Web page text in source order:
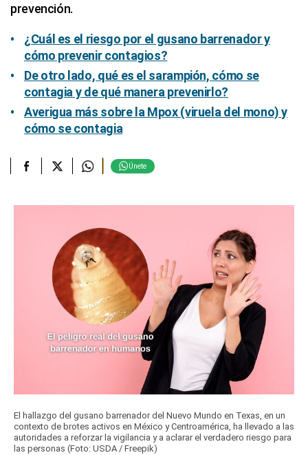
prevención.
¿Cuál es el riesgo por el gusano barrenador y
cómo prevenir contagios?
De otro lado, qué es el sarampión, cómo se
contagia y de qué manera prevenirlo?
Averigua más sobre la Mpox (viruela del mono) y
cómo se contagia
Únete
El hallazgo del gusano barrenador del Nuevo Mundo en Texas, en un
contexto de brotes activos en México y Centroamérica, ha llevado a las
autoridades a reforzar la vigilancia y a aclarar el verdadero riesgo para
las personas (Foto: USDA / Freepik)